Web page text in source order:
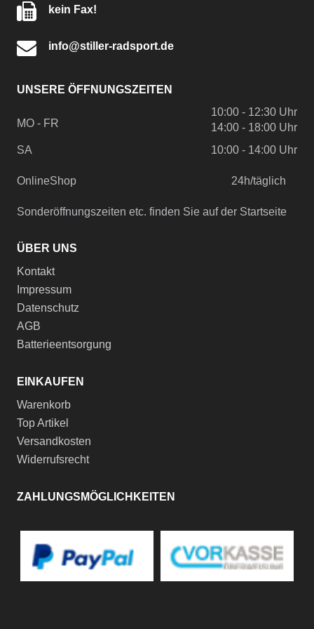
kein Fax!
info@stiller-radsport.de
UNSERE ÖFFNUNGSZEITEN
MO - FR
10:00 - 12:30 Uhr
14:00 - 18:00 Uhr
SA
10:00 - 14:00 Uhr
OnlineShop 24h/täglich
Sonderöffnungszeiten etc. finden Sie auf der Startseite
ÜBER UNS
Kontakt
Impressum
Datenschutz
AGB
Batterieentsorgung
EINKAUFEN
Warenkorb
Top Artikel
Versandkosten
Widerrufsrecht
ZAHLUNGSMÖGLICHKEITEN